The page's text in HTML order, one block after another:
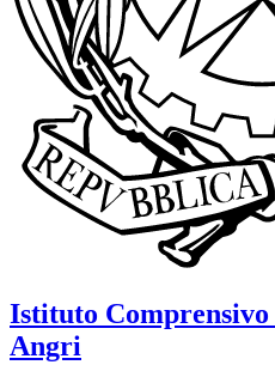
Istituto Comprensivo
Angri